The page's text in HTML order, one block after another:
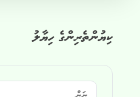
ކިޔުންތެރިންގެ ހިޔާލު